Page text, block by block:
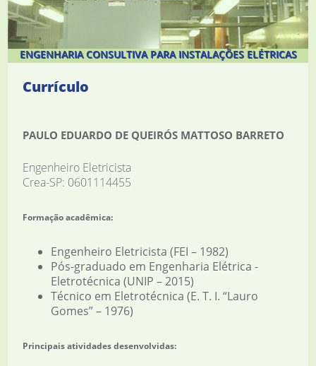
ENGENHARIA CONSULTIVA PARA INSTALAÇÕES ELÉTRICAS
Currículo
PAULO EDUARDO DE QUEIRÓS MATTOSO BARRETO
Engenheiro Eletricista
Crea-SP: 0601114455
Formação acadêmica:
Engenheiro Eletricista (FEI – 1982)
Pós-graduado em Engenharia Elétrica -
Eletrotécnica (UNIP – 2015)
Técnico em Eletrotécnica (E. T. I. “Lauro
Gomes” – 1976)
Principais atividades desenvolvidas: